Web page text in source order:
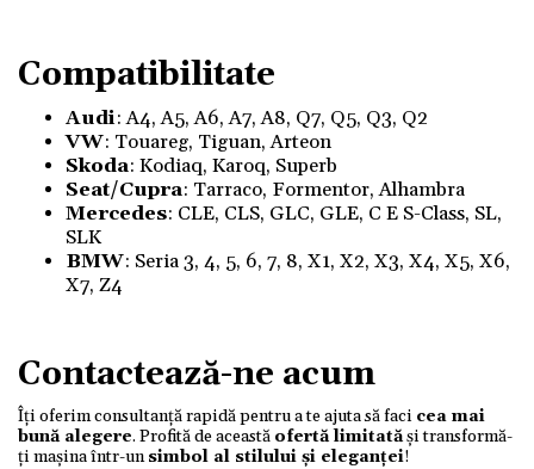
Compatibilitate
Audi: A4, A5, A6, A7, A8, Q7, Q5, Q3, Q2
VW: Touareg, Tiguan, Arteon
Skoda: Kodiaq, Karoq, Superb
Seat/Cupra: Tarraco, Formentor, Alhambra
Mercedes: CLE, CLS, GLC, GLE, C E S-Class, SL,
SLK
BMW: Seria 3, 4, 5, 6, 7, 8, X1, X2, X3, X4, X5, X6,
X7, Z4
Contactează-ne acum
Îți oferim consultanță rapidă pentru a te ajuta să faci cea mai
bună alegere. Profită de această ofertă limitatăși transformă-
ți mașina într-unsimbol al stilului și eleganței!